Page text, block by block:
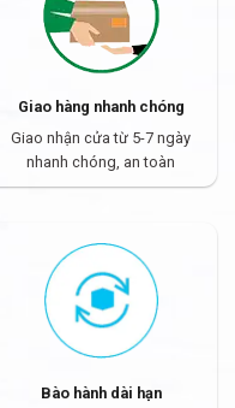
Giao hàng nhanh chóng
Giao nhận cửa từ 5-7 ngày
nhanh chóng, an toàn
Bào hành dài hạn